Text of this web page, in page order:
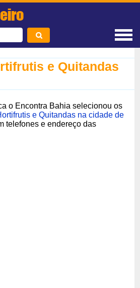
e Quitandas
o Encontra Bahia selecionou os
e Quitandas na cidade de
telefones e endereço das